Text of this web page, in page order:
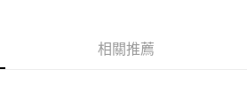
「大哥付你分期」於每月結算日後寄送繳費提
程】
先享後付」後，將跳轉至「AFTEE先享後付」
含以上)免運費
相關推薦